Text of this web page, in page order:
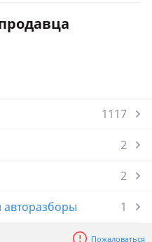
1117
2
2
авторазборы
1
Пожаловаться